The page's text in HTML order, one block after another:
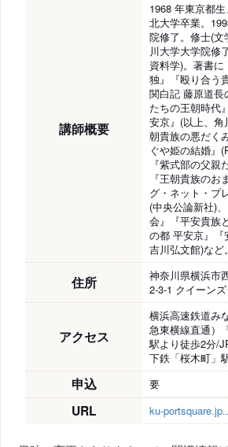
講師概要
1968 年東京都
北大学卒業。
院修了。修士(
川大学大学院修
資料学)。著書
独』『殴り合う
関白記 藤原道長
たちの王朝時代
安京』(以上、角
朝貴族の悪だく
ぐや姫の結婚』
『紫式部の父親
『王朝貴族のお
グ・ネット・プ
(中央公論新社)
会』『平安貴族
の都 平安京』『
吉川弘文館)など。
住所
神奈川県横浜市
2-3-1 クイーン
アクセス
横浜高速鉄道み
急東横線直通）
駅より徒歩2分/
下鉄「桜木町」
申込 要
URL ku-